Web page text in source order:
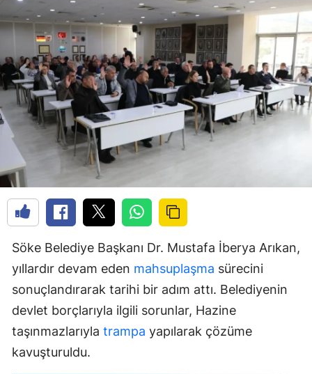
Söke Belediye Başkanı Dr. Mustafa İberya Arıkan,
yıllardır devam eden mahsuplaşma sürecini
sonuçlandırarak tarihi bir adım attı. Belediyenin
devlet borçlarıyla ilgili sorunlar, Hazine
taşınmazlarıyla trampa yapılarak çözüme
kavuşturuldu.